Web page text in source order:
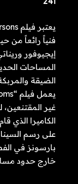
فنياً رائعاً من
إيجيوفور
المساحات
الضيقة
غير
الكاميرا
على رسم
بارسونز في
خارج حدود